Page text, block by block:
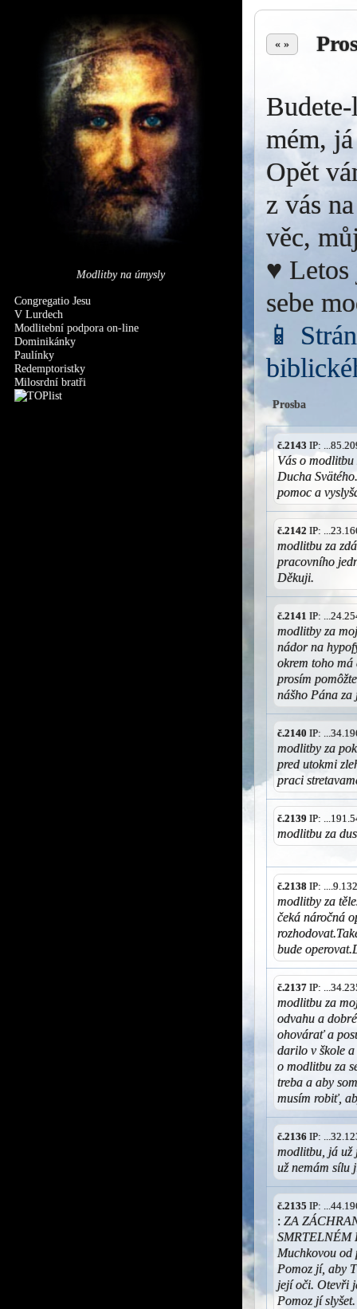
Modlitby na úmysly
Congregatio Jesu
V Lurdech
Modlitební podpora on-line
Dominikánky
Paulínky
Redemptoristky
Milosrdní bratři
« »
mém,
Opět
z vás
věc,
♥ Letos
sebe
📱
Prosba
č.2143 IP:
Vás o
Ducha
pomoc a
č.2142 IP:
modlitbu za
pracovního
Děkuji.
č.2141 IP:
modlitby za
nádor na
okrem toho
prosím
nášho Pána
č.2140 IP:
modlitby za
pred utokmi
praci
č.2139 IP:
modlitbu za
č.2138 IP:
modlitby za
čeká náročná
bude
č.2137 IP:
modlitbu za
odvahu a
ohovárať a
darilo v škole
o modlitbu za
treba a aby
musím robiť,
č.2136 IP:
modlitbu, já už
už nemám sílu
č.2135 IP:
:ZA
SMRTELNÉM
Muchkovou od
Pomoz jí, aby
její oči. Otevři
Pomoz jí